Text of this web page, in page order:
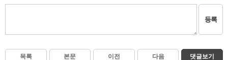
등록
목록 본문 이전 다음 댓글보기